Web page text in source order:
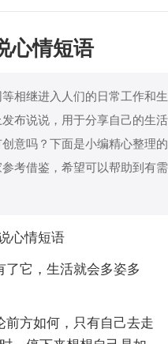
心情短语
相继进入人们的日常工作和生
布说说，用于分享自己的生活
意吗？下面是小编精心整理的
考借鉴，希望可以帮助到有需
它，生活就会多姿多
方如何，只有自己去走